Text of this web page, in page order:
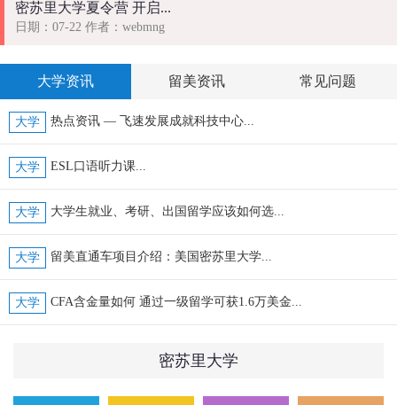
密苏里大学夏令营 开启...
日期：07-22 作者：webmng
大学资讯 留美资讯 常见问题
大学 热点资讯 — 飞速发展成就科技中心...
大学 ESL口语听力课...
大学 大学生就业、考研、出国留学应该如何选...
大学 留美直通车项目介绍：美国密苏里大学...
大学 CFA含金量如何 通过一级留学可获1.6万美金...
密苏里大学